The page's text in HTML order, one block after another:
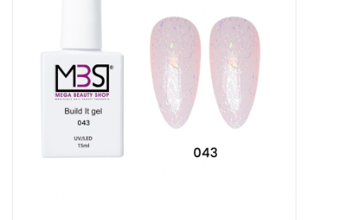
Startpakketten
NIEUW! MBS Producten